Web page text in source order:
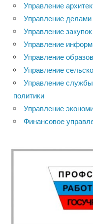
Управление
Управление делами
Управление закупок
Управление
Управление
Управление
Управление
политики
Управление
Финансовое